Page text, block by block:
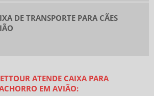
DE TRANSPORTE PARA CÃES
ATENDE CAIXA PARA
EM AVIÃO: